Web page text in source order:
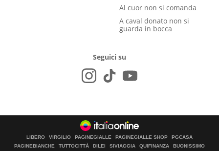
Al cuor non si comanda
A caval donato non si
guarda in bocca
Seguici su
LIBERO VIRGILIO PAGINEGIALLE PAGINEGIALLE SHOP
PGCASA
PAGINEBIANCHE
TUTTOCITTÀ DILEI SIVIAGGIA QUIFINANZA BUONISSIMO